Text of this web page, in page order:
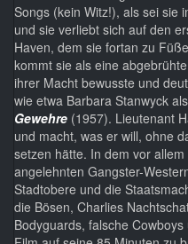
Songs (kein Witz!), als sei sie
und sie verliebt sich auf den
Haven, dem sie fortan zu
kommt sie als eine
ihrer Macht bewusste und
wie etwa Barbara Stanwyck
Gewehre (1957). Lieutenant
und macht, was er will, ohne
setzen hätte. In dem vor
angelehnten Gangster-
Stadtobere und die
die Bösen, Charlies
Bodyguards, falsche